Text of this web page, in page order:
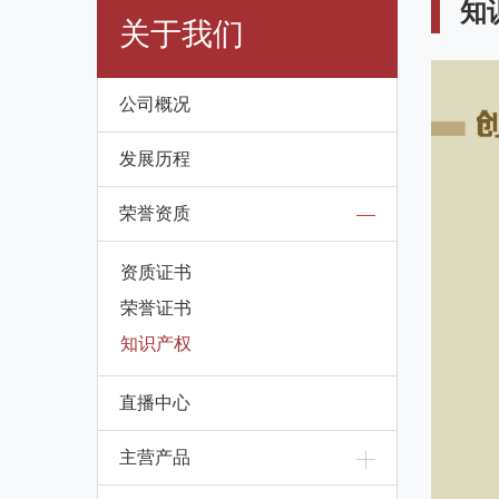
关于我们
公司概况
发展历程
荣誉资质
资质证书
荣誉证书
知识产权
直播中心
主营产品
知